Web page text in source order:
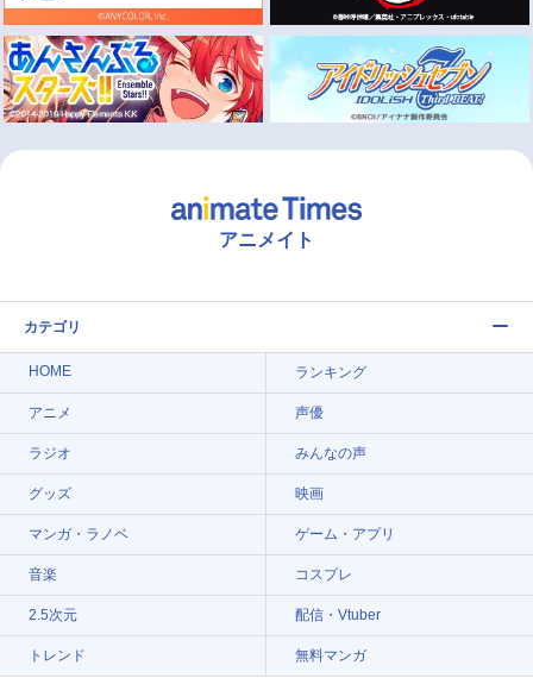
アニメイト
カテゴリ
HOME ランキング
アニメ 声優
ラジオ みんなの声
グッズ 映画
マンガ・ラノベ ゲーム・アプリ
音楽 コスプレ
2.5次元 配信・Vtuber
トレンド 無料マンガ